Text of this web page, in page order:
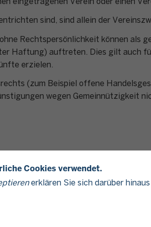
Cookies verwendet.
erklären Sie sich darüber
eingetragenen Verein oder einen
sind, sind allein der
Rechtspersönlichkeit können
Haftung) auftreten. Dies gilt auch
erzielen.
(zum Beispiel offene
wegen Gemeinnützigkeit